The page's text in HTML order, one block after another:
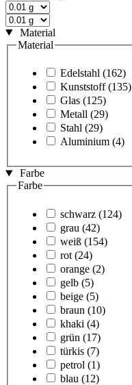
Material
Material
Edelstahl (162)
Kunststoff (135)
Glas (125)
Metall (29)
Stahl (29)
Aluminium (4)
Farbe
Farbe
schwarz (124)
grau (42)
weiß (154)
rot (24)
orange (2)
gelb (5)
beige (5)
braun (10)
khaki (4)
grün (17)
türkis (7)
petrol (1)
blau (12)